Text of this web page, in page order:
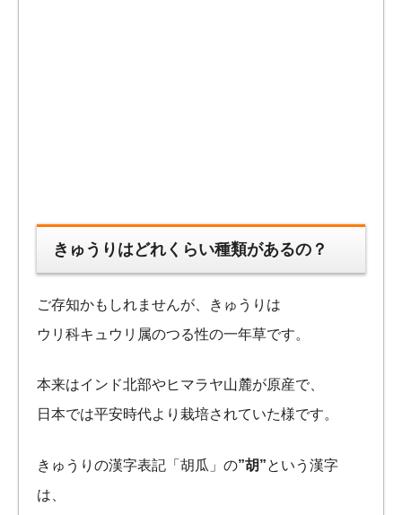
きゅうりはどれくらい種類があるの？
ご存知かもしれませんが、きゅうりは
ウリ科キュウリ属のつる性の一年草です。
本来はインド北部やヒマラヤ山麓が原産で、
日本では平安時代より栽培されていた様です。
きゅうりの漢字表記「胡瓜」の”胡”という漢字
は、